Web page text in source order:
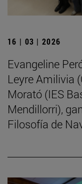
16 | 03 | 2026
Evangeline
Leyre Amilivia
Morató (IES
Mendillorri),
Filosofía de